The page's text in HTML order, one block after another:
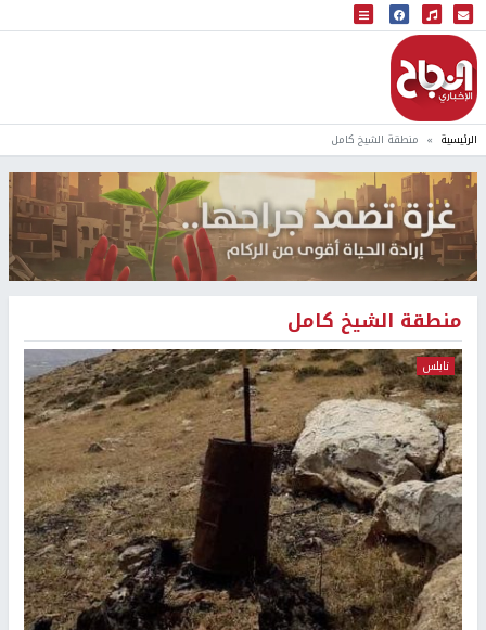
البث المباشر
إذاعة النجاح
الرئيسية منطقة الشيخ كامل
منطقة الشيخ كامل
نابلس